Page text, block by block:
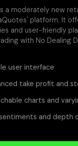
a moderately new
platform. It
and user-friendly
with No Dealing
user interface
take profit and
charts and
and depth